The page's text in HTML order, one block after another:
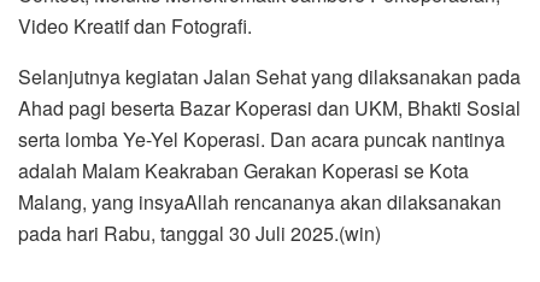
Video Kreatif dan Fotografi.
Selanjutnya kegiatan Jalan Sehat yang dilaksanakan pada
Ahad pagi beserta Bazar Koperasi dan UKM, Bhakti Sosial
serta lomba Ye-Yel Koperasi. Dan acara puncak nantinya
adalah Malam Keakraban Gerakan Koperasi se Kota
Malang, yang insyaAllah rencananya akan dilaksanakan
pada hari Rabu, tanggal 30 Juli 2025.(win)